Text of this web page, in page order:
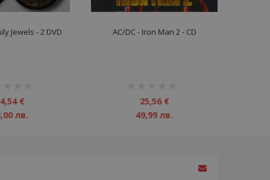
Jewels - 2 DVD
€
лв.
AC/DC - Iron Man 2 - CD
25,56 €
49,99 лв.